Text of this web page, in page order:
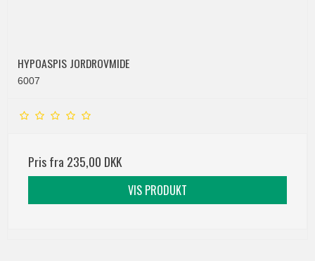
HYPOASPIS JORDROVMIDE
6007
Pris fra 235,00 DKK
VIS PRODUKT